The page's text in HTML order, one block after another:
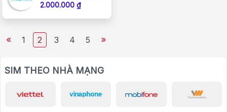
2.000.000 ₫
« 1 2 3 4 5 »
SIM THEO NHÀ MẠNG